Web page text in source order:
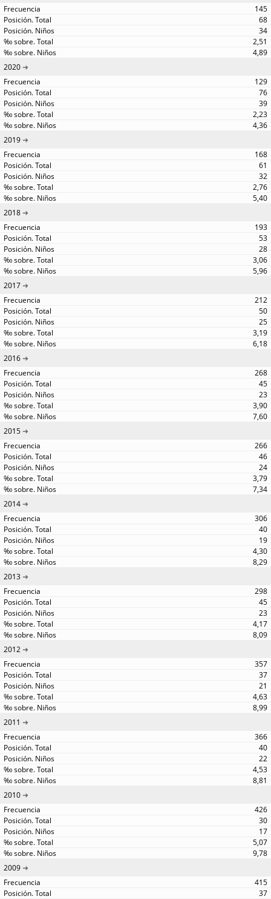
145
68
34
2,51
4,89
2020
129
76
39
2,23
4,36
2019
168
61
32
2,76
5,40
2018
193
53
28
3,06
5,96
2017
212
50
25
3,19
6,18
2016
268
45
23
3,90
7,60
2015
266
46
24
3,79
7,34
2014
306
40
19
4,30
8,29
2013
298
45
23
4,17
8,09
2012
357
37
21
4,63
8,99
2011
366
40
22
4,53
8,81
2010
426
30
17
5,07
9,78
2009
415
37